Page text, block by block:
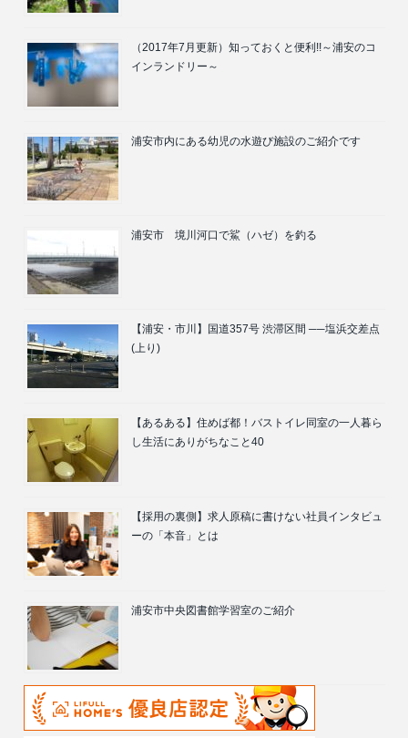
（2017年7月更新）知っておくと便利!!～浦安のコ
インランドリー～
浦安市内にある幼児の水遊び施設のご紹介です
浦安市 境川河口で鯊（ハゼ）を釣る
【浦安・市川】国道357号 渋滞区間 ──塩浜交差点
(上り)
【あるある】住めば都！バストイレ同室の一人暮ら
し生活にありがちなこと40
【採用の裏側】求人原稿に書けない社員インタビュ
ーの「本音」とは
浦安市中央図書館学習室のご紹介